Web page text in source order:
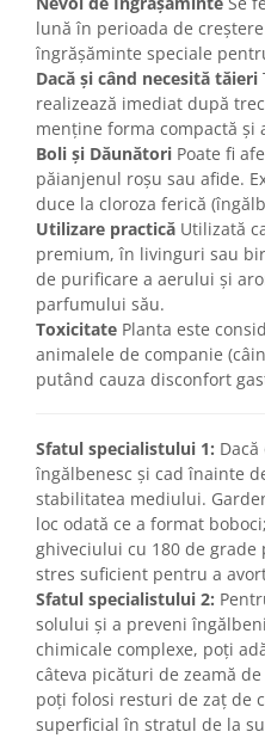
lună în perioada de
îngrășăminte speciale
Dacă și când necesită tăieri
realizează imediat după
menține forma compactă și
Boli și Dăunători Poate fi
păianjenul roșu sau afide.
duce la cloroza ferică
Utilizare practică Utilizată
premium, în livinguri sau
de purificare a aerului și
parfumului său.
Toxicitate Planta este
animalele de companie
putând cauza disconfort
Sfatul specialistului 1:
îngălbenesc și cad înainte
stabilitatea mediului.
loc odată ce a format
ghiveciului cu 180 de grade
stres suficient pentru a
Sfatul specialistului 2:
solului și a preveni
chimicale complexe, poți
câteva picături de zeamă
poți folosi resturi de zaț de
superficial în stratul de la